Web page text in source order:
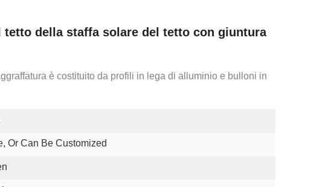
tetto della staffa solare del tetto con giuntura
è costituito da profili in lega di alluminio e bulloni in
Or Can Be Customized